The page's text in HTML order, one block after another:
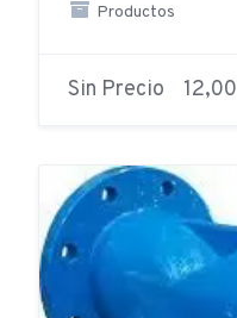
Productos
Sin Precio 12,00